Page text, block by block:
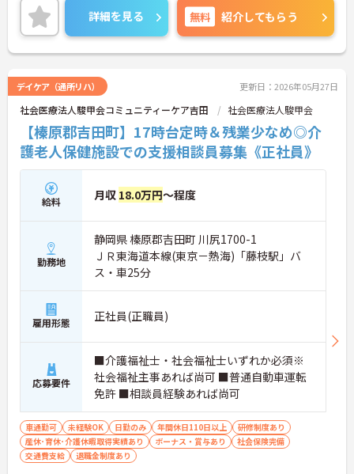
・地域包括支援センターを併設
・居宅介護支援事業所との連携あり
・地域住民やボランティアとの交流機会あり
・地域福祉を支えるやりがいを実感
ています！
ご興味ある方には、面接対策ポイントなど、さらに
詳細をお話しいたしますのでお気軽にご相談くださ
い。
詳細を見る 無料 紹介してもらう
デイケア（通所リハ） 更新日：2026年05月27日
社会医療法人駿甲会コミュニティーケア吉田 社会医療法人駿甲会
【榛原郡吉田町】17時台定時＆残業少なめ◎介
護老人保健施設での支援相談員募集《正社員》
給料 月収 18.0万円～程度
勤務地
静岡県 榛原郡吉田町 川尻1700-1
ＪＲ東海道本線(東京－熱海)「藤枝駅」バ
ス・車25分
雇用形態 正社員(正職員)
応募要件
■介護福祉士・社会福祉士いずれか必須※
社会福祉主事あれば尚可 ■普通自動車運転
免許 ■相談員経験あれば尚可
車通勤可 未経験OK 日勤のみ 年間休日110日以上
研修制度あり
産休･育休･介護休暇取得実績あり
ボーナス・賞与あり
社会保険完備
交通費支給
退職金制度あり